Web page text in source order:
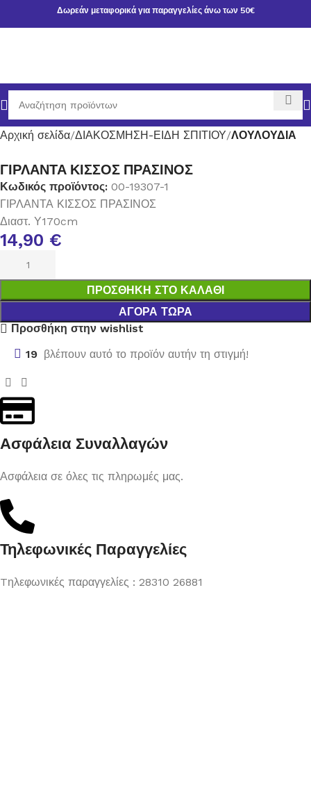
Δωρεάν μεταφορικά για παραγγελίες άνω των 50€
Αρχική σελίδα ΔΙΑΚΟΣΜΗΣΗ-ΕΙΔΗ ΣΠΙΤΙΟΥ ΛΟΥΛΟΥΔΙΑ
ΓΙΡΛΑΝΤΑ ΚΙΣΣΟΣ ΠΡΑΣΙΝΟΣ
Κωδικός προϊόντος: 00-19307-1
ΓΙΡΛΑΝΤΑ ΚΙΣΣΟΣ ΠΡΑΣΙΝΟΣ
Διαστ. Υ170cm
14,90 €
ΠΡΟΣΘΉΚΗ ΣΤΟ ΚΑΛΆΘΙ
ΑΓΟΡΆ ΤΏΡΑ
Προσθήκη στην wishlist
19 βλέπουν αυτό το προϊόν αυτήν τη στιγμή!
Ασφάλεια Συναλλαγών
Ασφάλεια σε όλες τις πληρωμές μας.
Τηλεφωνικές Παραγγελίες
Tηλεφωνικές παραγγελίες : 28310 26881